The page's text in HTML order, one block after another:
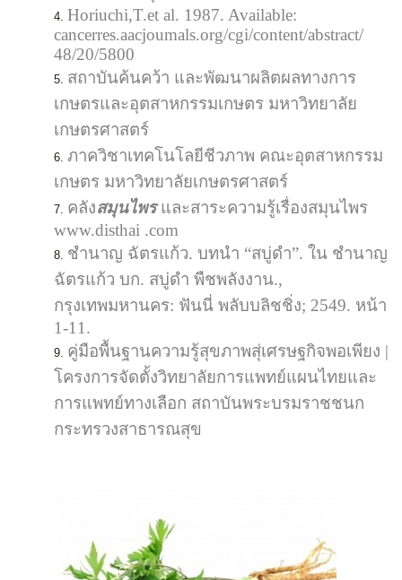
Horiuchi,T.et al. 1987. Available:
cancerres.aacjoumals.org/cgi/content/abstract/
48/20/5800
สถาบันค้นคว้า และพัฒนาผลิตผลทางการ
เกษตรและอุตสาหกรรมเกษตร มหาวิทยาลัย
เกษตรศาสตร์
ภาควิชาเทคโนโลยีชีวภาพ คณะอุตสาหกรรม
เกษตร มหาวิทยาลัยเกษตรศาสตร์
คลังสมุนไพร และสาระความรู้เรื่องสมุนไพร
www.disthai .com
ชำนาญ ฉัตรแก้ว. บทนำ “สบู่ดำ”. ใน ชำนาญ
ฉัตรแก้ว บก. สบู่ดำ พืชพลังงาน.,
กรุงเทพมหานคร: ฟันนี่ พลับบลิชชิ่ง; 2549. หน้า
1-11.
คู่มือพื้นฐานความรู้สุขภาพสุ่เศรษฐกิจพอเพียง |
โครงการจัดตั้งวิทยาลัยการแพทย์แผนไทยและ
การแพทย์ทางเลือก สถาบันพระบรมราชชนก
กระทรวงสาธารณสุข